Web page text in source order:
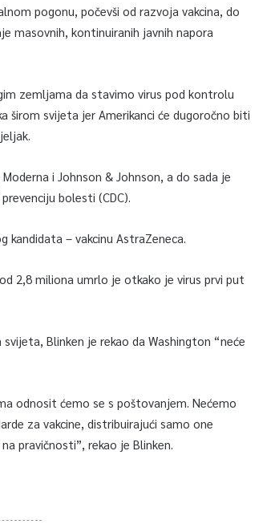
pogonu, počevši od razvoja vakcina, do
masovnih, kontinuiranih javnih napora
zemljama da stavimo virus pod kontrolu
širom svijeta jer Amerikanci će dugoročno biti
i Johnson & Johnson, a do sada je
bolesti (CDC).
– vakcinu AstraZeneca.
2,8 miliona umrlo je otkako je virus prvi put
Blinken je rekao da Washington “neće
odnosit ćemo se s poštovanjem. Nećemo
za vakcine, distribuirajući samo one
pravičnosti”, rekao je Blinken.